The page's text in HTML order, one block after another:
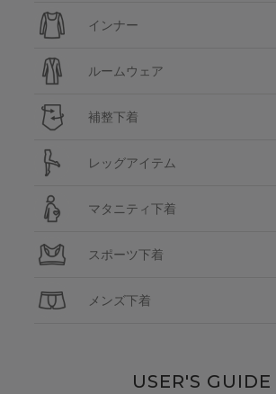
インナー
ルームウェア
補整下着
レッグアイテム
マタニティ下着
スポーツ下着
メンズ下着
USER'S GUIDE